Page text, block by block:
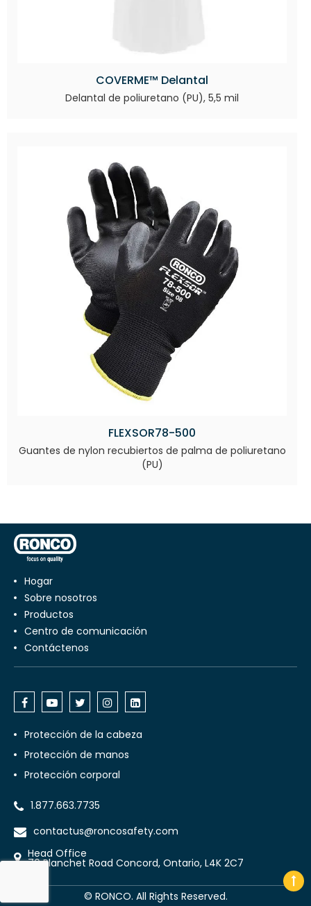
COVERME™ Delantal
Delantal de poliuretano (PU), 5,5 mil
FLEXSOR78-500
Guantes de nylon recubiertos de palma de poliuretano
(PU)
Hogar
Sobre nosotros
productos
centro de comunicación
Contáctenos
Protección de la cabeza
Protección de manos
Protección corporal
1.877.663.7735
contactus@roncosafety.com
Head Office
70 Planchet Road Concord, Ontario, L4K 2C7
© RONCO. All Rights Reserved.